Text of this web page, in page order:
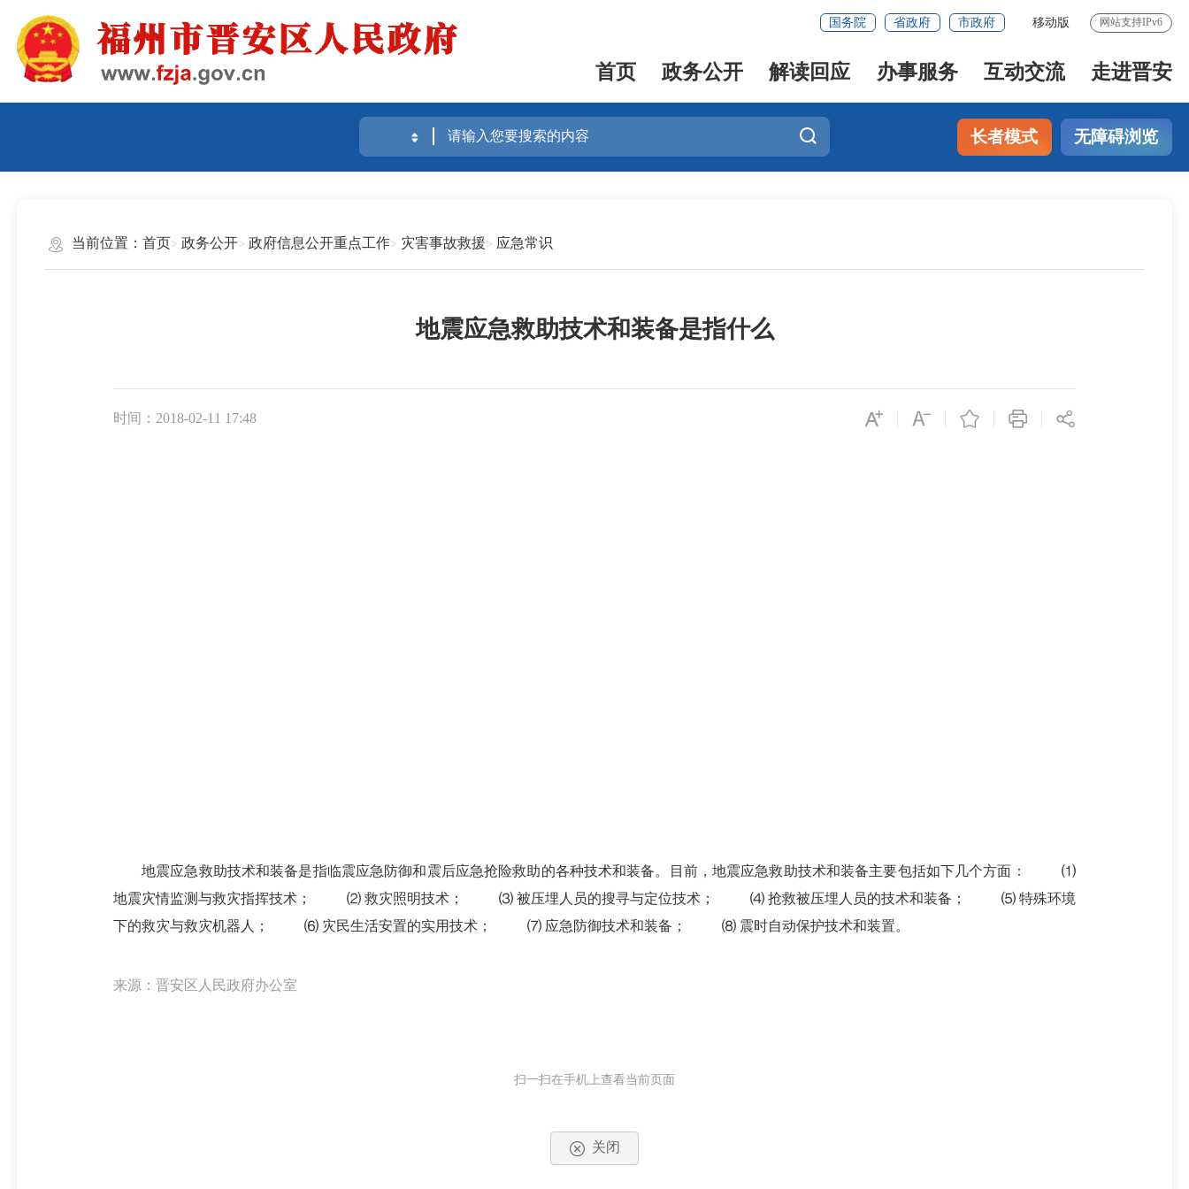
国务院 省政府 市政府 移动版 网站支持IPv6
首页 政务公开 解读回应 办事服务 互动交流 走进晋安
长者模式 无障碍浏览
当前位置： 首页 政务公开 政府信息公开重点工作 灾害事故救援 应急常识
地震应急救助技术和装备是指什么
时间：2018-02-11 17:48
地震应急救助技术和装备是指临震应急防御和震后应急抢险救助的各种技术和装备。目前，地震应急救助技术和装备主要包括如下几个方面：
⑴
地震灾情监测与救灾指挥技术；
⑵ 救灾照明技术； ⑶ 被压埋人员的搜寻与定位技术； ⑷ 抢救被压埋人员的技术和装备；
⑸ 特殊环境
下的救灾与救灾机器人；
⑹ 灾民生活安置的实用技术； ⑺ 应急防御技术和装备； ⑻ 震时自动保护技术和装置。
来源：晋安区人民政府办公室
扫一扫在手机上查看当前页面
关闭